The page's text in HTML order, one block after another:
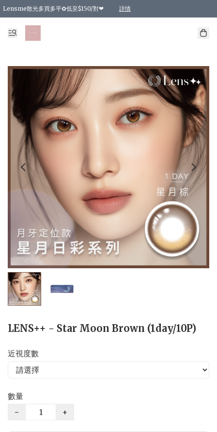
Lensme散光多買多平✿低至$150/對❤ 詳情
台灣Karacon⁩✧日拋 特價清貨❁⃘
日本韓國多款日/月拋現貨☼ 特價❤︎數量有限 售完即止
🇰🇷韓國多款月拋現貨 特價兩對$99✿數量有限 售完即止♫
精選商品，任選買2件或以上9 折；買4件或以上85 折；買6件或以上8 折
精選商品，任選買2件HKD 140.00；買4件HKD 260.00
精選商品，任選買2件HKD 190.00；買4件HKD 360.00
精選商品，任選買2件HKD 110.00；買4件HKD 180.00
精選商品，任選買2件HKD 170.00；買4件HKD 320.00
精選商品，任選買2件或以上減HKD 148.00
精選商品，任選買2件或以上減HKD 148.00
精選商品，任選買2件或以上95 折；買4件或以上9 折；買6件或以上85 折；買8件
精選商品，任選買12件或以上87 折
精選商品，任選買2件或以上減HKD 16.00；買4件或以上減HKD 32.00；買6
精選商品，任選買2件或以上95 折；買4件或以上9 折；買8件或以上85 折；買12
購物滿 HKD 800.00即享免運費優惠！（適用於 特定的送貨方式 )
LENS++ - Star Moon Brown (1day/10P)
近視度數
數量
−
+